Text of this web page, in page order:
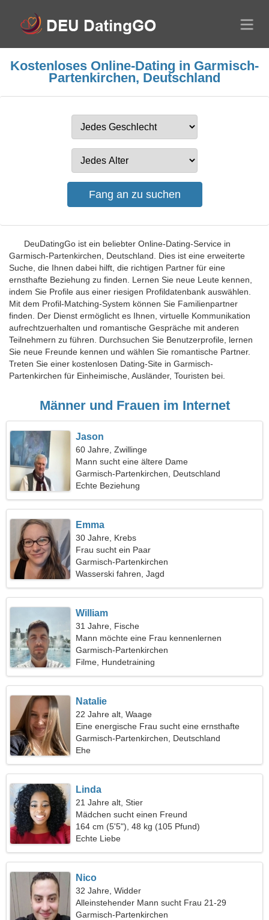
Kostenloses Online-Dating in Garmisch-
Partenkirchen, Deutschland
DeuDatingGo ist ein beliebter Online-Dating-Service in
Garmisch-Partenkirchen, Deutschland. Dies ist eine erweiterte
Suche, die Ihnen dabei hilft, die richtigen Partner für eine
ernsthafte Beziehung zu finden. Lernen Sie neue Leute kennen,
indem Sie Profile aus einer riesigen Profildatenbank auswählen.
Mit dem Profil-Matching-System können Sie Familienpartner
finden. Der Dienst ermöglicht es Ihnen, virtuelle Kommunikation
aufrechtzuerhalten und romantische Gespräche mit anderen
Teilnehmern zu führen. Durchsuchen Sie Benutzerprofile, lernen
Sie neue Freunde kennen und wählen Sie romantische Partner.
Treten Sie einer kostenlosen Dating-Site in Garmisch-
Partenkirchen für Einheimische, Ausländer, Touristen bei.
Männer und Frauen im Internet
Jason
60 Jahre, Zwillinge
Mann sucht eine ältere Dame
Garmisch-Partenkirchen, Deutschland
Echte Beziehung
Emma
30 Jahre, Krebs
Frau sucht ein Paar
Garmisch-Partenkirchen
Wasserski fahren, Jagd
William
31 Jahre, Fische
Mann möchte eine Frau kennenlernen
Garmisch-Partenkirchen
Filme, Hundetraining
Natalie
22 Jahre alt, Waage
Eine energische Frau sucht eine ernsthafte
Beziehung
Garmisch-Partenkirchen, Deutschland
Ehe
Linda
21 Jahre alt, Stier
Mädchen sucht einen Freund
164 cm (5'5"), 48 kg (105 Pfund)
Echte Liebe
Nico
32 Jahre, Widder
Alleinstehender Mann sucht Frau 21-29
Garmisch-Partenkirchen